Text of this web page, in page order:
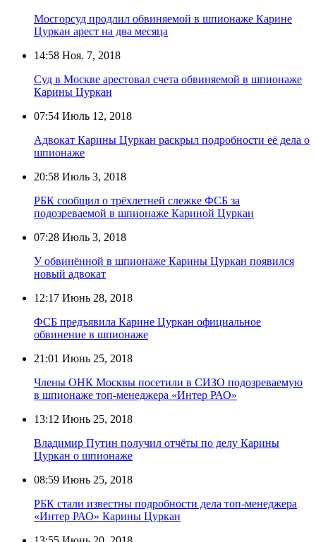
Мосгорсуд продлил обвиняемой в шпионаже Карине
Цуркан арест на два месяца
14:58 Ноя. 7, 2018
Суд в Москве арестовал счета обвиняемой в шпионаже
Карины Цуркан
07:54 Июль 12, 2018
Адвокат Карины Цуркан раскрыл подробности её дела о
шпионаже
20:58 Июль 3, 2018
РБК сообщил о трёхлетней слежке ФСБ за
подозреваемой в шпионаже Кариной Цуркан
07:28 Июль 3, 2018
У обвинённой в шпионаже Карины Цуркан появился
новый адвокат
12:17 Июнь 28, 2018
ФСБ предъявила Карине Цуркан официальное
обвинение в шпионаже
21:01 Июнь 25, 2018
Члены ОНК Москвы посетили в СИЗО подозреваемую
в шпионаже топ-менеджера «Интер РАО»
13:12 Июнь 25, 2018
Владимир Путин получил отчёты по делу Карины
Цуркан о шпионаже
08:59 Июнь 25, 2018
РБК стали известны подробности дела топ-менеджера
«Интер РАО» Карины Цуркан